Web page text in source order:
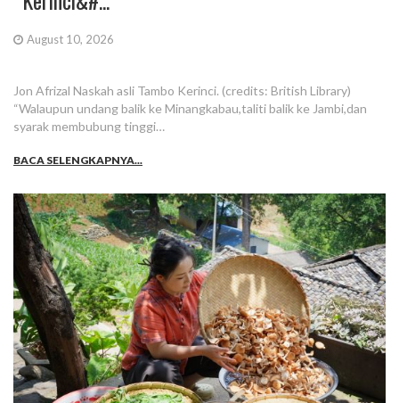
August 10, 2026
Jon Afrizal Naskah asli Tambo Kerinci. (credits: British Library)
“Walaupun undang balik ke Minangkabau,taliti balik ke Jambi,dan
syarak membubung tinggi…
BACA SELENGKAPNYA...